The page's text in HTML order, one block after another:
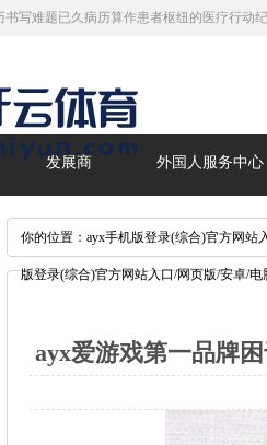
书写难题已久病历算作患者枢纽的医疗行动
发展商 外国人服务中心
你的位置： ayx手机版登录(综合)官方网站
版登录(综合)官方网站入口/网页版/安卓/电
ayx爱游戏第一品牌